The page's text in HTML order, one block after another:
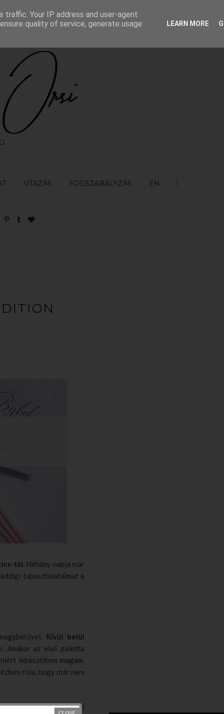
UTAZÁS FOGSZABÁLYZÁS ÉN
től. Néhány napja már
tapasztalataimat a
Kívül belül
Amikor az első paletta
lebeszéltem magam.
róla, hogy már nem
árulták, az amerikai
Your IP address and user-agent
quality of service, generate usage
LEARN MORE